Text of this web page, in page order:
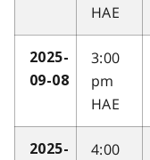
HAE
2025-
09-08
3:00
pm
HAE
2025-
4:00